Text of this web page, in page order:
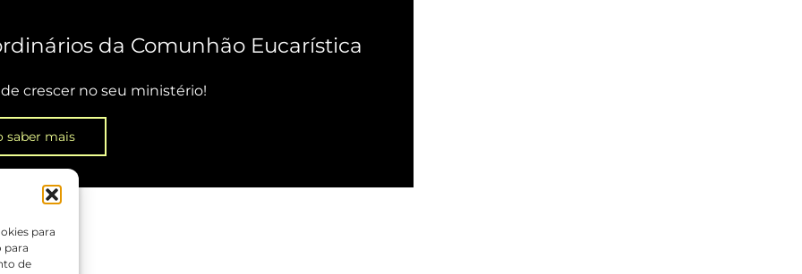
para
para
de
da Comunhão Eucarística
crescer no seu ministério!
saber mais